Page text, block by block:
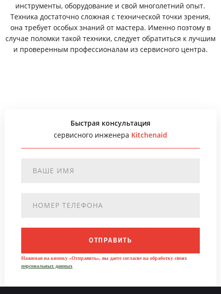
инструменты, оборудование и свой многолетний опыт.
Техника достаточно сложная с технической точки зрения,
она требует особых знаний от мастера. Именно поэтому в
случае поломки такой техники, следует обратиться к лучшим
и проверенным профессионалам из сервисного центра.
Быстрая консультация
сервисного инженера Kitchenaid
ОТПРАВИТЬ
Нажимая на кнопку «Отправить», вы даете согласие на обработку своих
персональных данных